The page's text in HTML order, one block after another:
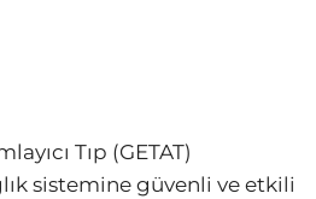
Tıp (GETAT)
sistemine güvenli ve etkili